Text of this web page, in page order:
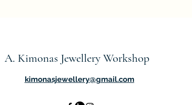
A. Kimonas Jewellery Workshop
kimonasjewellery@gmail.com